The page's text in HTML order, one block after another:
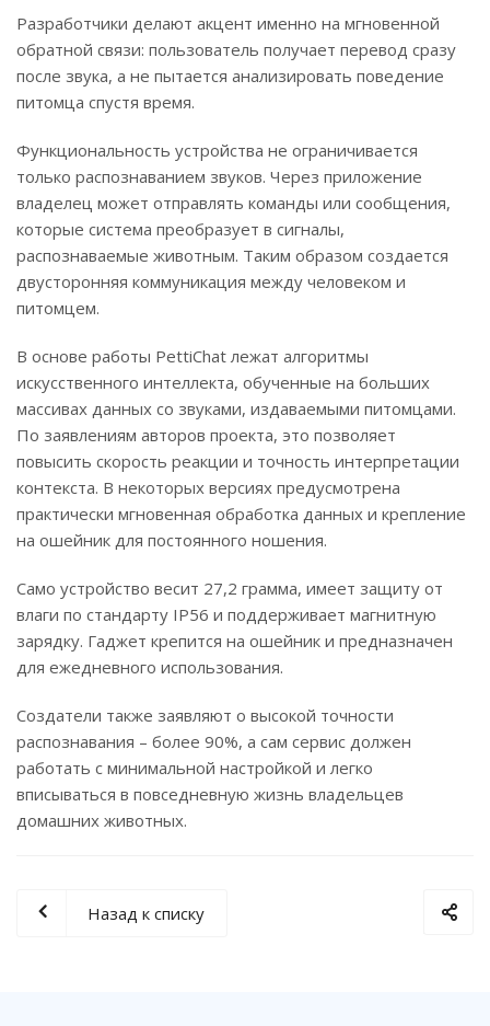
Разработчики делают акцент именно на мгновенной
обратной связи: пользователь получает перевод сразу
после звука, а не пытается анализировать поведение
питомца спустя время.
Функциональность устройства не ограничивается
только распознаванием звуков. Через приложение
владелец может отправлять команды или сообщения,
которые система преобразует в сигналы,
распознаваемые животным. Таким образом создается
двусторонняя коммуникация между человеком и
питомцем.
В основе работы PettiChat лежат алгоритмы
искусственного интеллекта, обученные на больших
массивах данных со звуками, издаваемыми питомцами.
По заявлениям авторов проекта, это позволяет
повысить скорость реакции и точность интерпретации
контекста. В некоторых версиях предусмотрена
практически мгновенная обработка данных и крепление
на ошейник для постоянного ношения.
Само устройство весит 27,2 грамма, имеет защиту от
влаги по стандарту IP56 и поддерживает магнитную
зарядку. Гаджет крепится на ошейник и предназначен
для ежедневного использования.
Создатели также заявляют о высокой точности
распознавания – более 90%, а сам сервис должен
работать с минимальной настройкой и легко
вписываться в повседневную жизнь владельцев
домашних животных.
Назад к списку